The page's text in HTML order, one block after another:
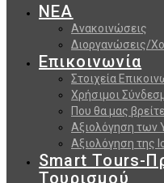
ΝΕΑ
Ανακοινώσεις
Διοργανώσεις/
Επικοινωνία
Στοιχεία
Χρήσιμοι
Που θα μας βρείτε
Αξιολόγηση των
Αξιολόγηση της
Smart Tours-
Τουρισμού